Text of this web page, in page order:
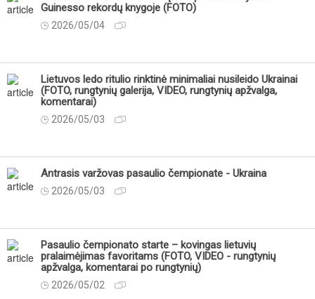
Guinesso rekordų knygoje (FOTO)
2026/05/04
Lietuvos ledo ritulio rinktinė minimaliai nusileido Ukrainai
(FOTO, rungtynių galerija, VIDEO, rungtynių apžvalga,
komentarai)
2026/05/03
Antrasis varžovas pasaulio čempionate - Ukraina
2026/05/03
Pasaulio čempionato starte – kovingas lietuvių
pralaimėjimas favoritams (FOTO, VIDEO - rungtynių
apžvalga, komentarai po rungtynių)
2026/05/02